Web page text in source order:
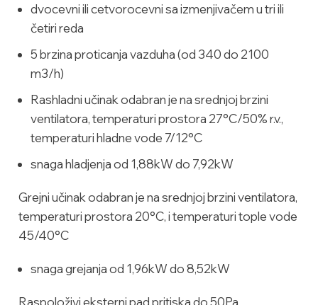
dvocevni ili cetvorocevni sa izmenjivačem u tri ili
četiri reda
5 brzina proticanja vazduha (od 340 do 2100
m3/h)
Rashladni učinak odabran je na srednjoj brzini
ventilatora, temperaturi prostora 27°C/50% r.v.,
temperaturi hladne vode 7/12°C
snaga hladjenja od 1,88kW do 7,92kW
Grejni učinak odabran je na srednjoj brzini ventilatora,
temperaturi prostora 20°C, i temperaturi tople vode
45/40°C
snaga grejanja od 1,96kW do 8,52kW
Raspoloživi eksterni pad pritiska do 50Pa